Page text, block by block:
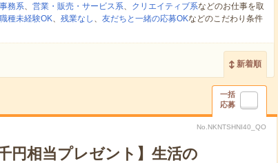
務系、 営業・販売・サービス系、 クリエイティブ系などのお仕事を取
職種未経験OK、 残業なし 、 友だちと一緒の応募OKなどのこだわり条件
新着順
一括
応募
No.NKNTSHNI40_QO
円相当プレゼント】生活の